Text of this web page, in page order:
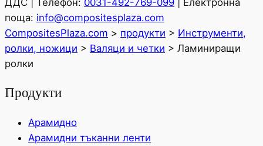
ДДС | Телефон: 0031-492-769-099 | Електронна
поща: info@compositesplaza.com
CompositesPlaza.com > продукти > Инструменти,
ролки, ножици > Валяци и четки > Ламиниращи
ролки
Продукти
Арамидно
Арамидни тъканни ленти